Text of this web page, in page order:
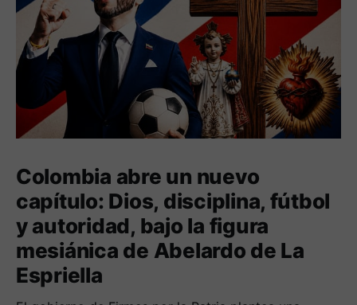
Colombia abre un nuevo
capítulo: Dios, disciplina, fútbol
y autoridad, bajo la figura
mesiánica de Abelardo de La
Espriella